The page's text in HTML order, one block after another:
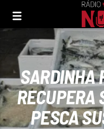
SARDINHA
RECUPERA
PESCA